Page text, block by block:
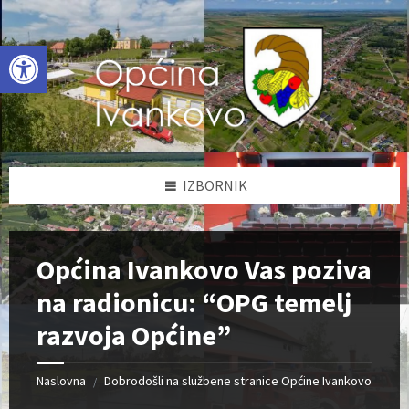
Open toolbar
Skip
to
content
Skip
to
left
sidebar
Skip
to
footer
IZBORNIK
Općina Ivankovo Vas poziva
na radionicu: “OPG temelj
razvoja Općine”
Naslovna / Dobrodošli na službene stranice Općine Ivankovo